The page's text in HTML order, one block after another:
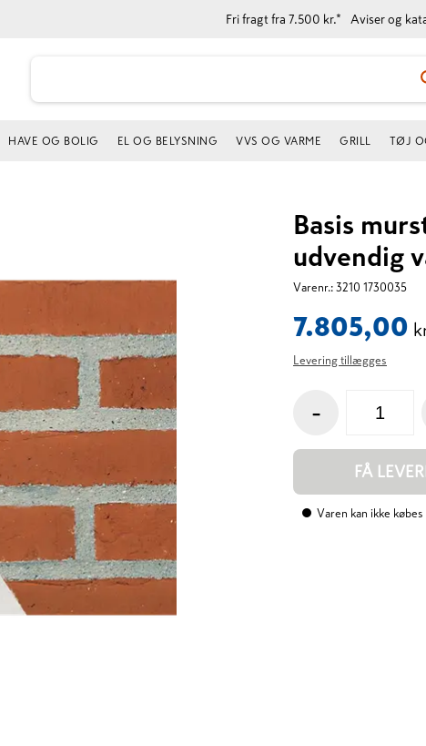
Fri fragt fra 7.500 kr.* Aviser og
HAVE OG BOLIG EL OG BELYSNING VVS OG VARME GRILL TØJ
Basis
udvendig
Varenr.: 3210 1730035
7.805,00
Levering tillægges
-
FÅ
Varen kan ikke købes